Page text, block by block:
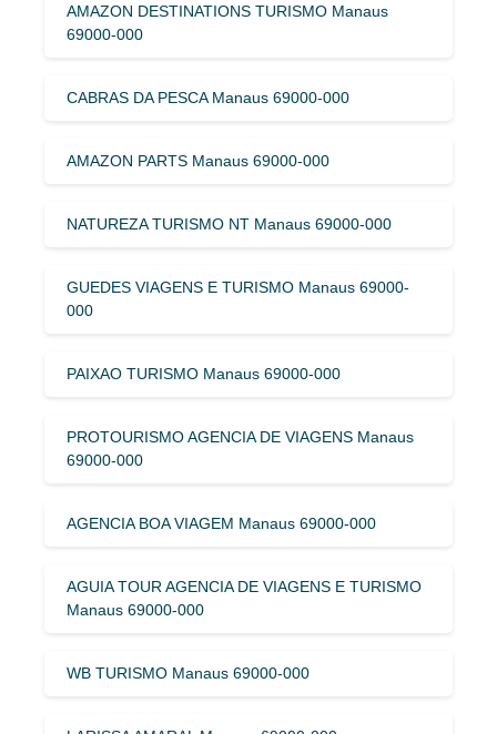
AMAZON DESTINATIONS TURISMO Manaus
69000-000
CABRAS DA PESCA Manaus 69000-000
AMAZON PARTS Manaus 69000-000
NATUREZA TURISMO NT Manaus 69000-000
GUEDES VIAGENS E TURISMO Manaus 69000-
000
PAIXAO TURISMO Manaus 69000-000
PROTOURISMO AGENCIA DE VIAGENS Manaus
69000-000
AGENCIA BOA VIAGEM Manaus 69000-000
AGUIA TOUR AGENCIA DE VIAGENS E TURISMO
Manaus 69000-000
WB TURISMO Manaus 69000-000